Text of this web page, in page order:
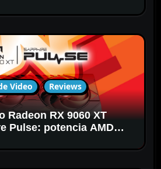
Video Reviews
Radeon RX 9060 XT
Pulse: potencia AMD